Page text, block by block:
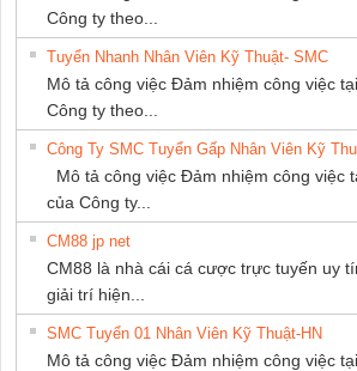
Công ty theo...
Tuyển Nhanh Nhân Viên Kỹ Thuật- SMC
Mô tả công việc Đảm nhiệm công việc
Công ty theo...
Công Ty SMC Tuyển Gấp Nhân Viên Kỹ
Mô tả công việc Đảm nhiệm công việc
của Công ty...
CM88 jp net
CM88 là nhà cái cá cược trực tuyến uy
giải trí hiện...
SMC Tuyển 01 Nhân Viên Kỹ Thuật-HN
Mô tả công việc Đảm nhiệm công việc